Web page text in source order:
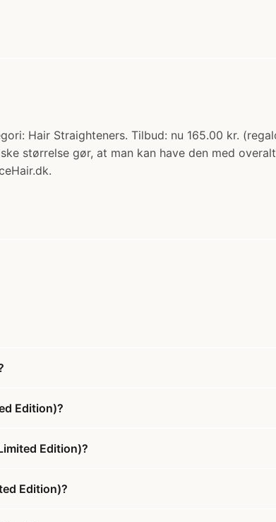
Hair Straighteners. Tilbud: nu 165.00 kr.
størrelse gør, at man kan have den med
Edition)?
Edition)?
Edition)?